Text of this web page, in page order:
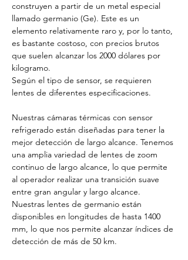
construyen a partir de un metal especial
llamado germanio (Ge). Este es un
elemento relativamente raro y, por lo tanto,
es bastante costoso, con precios brutos
que suelen alcanzar los 2000 dólares por
kilogramo.
Según el tipo de sensor, se requieren
lentes de diferentes especificaciones.
Nuestras cámaras térmicas con sensor
refrigerado están diseñadas para tener la
mejor detección de largo alcance. Tenemos
una amplia variedad de lentes de zoom
continuo de largo alcance, lo que permite
al operador realizar una transición suave
entre gran angular y largo alcance.
Nuestras lentes de germanio están
disponibles en longitudes de hasta 1400
mm, lo que nos permite alcanzar índices de
detección de más de 50 km.